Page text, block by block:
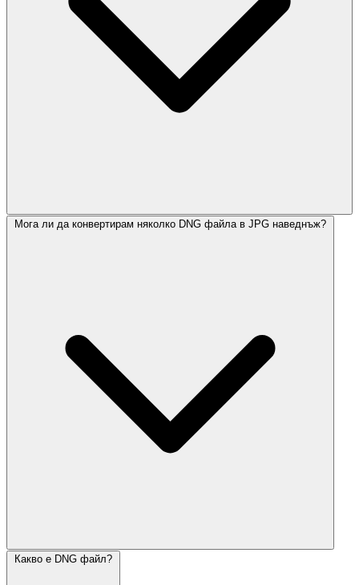
Мога ли да конвертирам няколко DNG файла в JPG наведнъж?
Какво е DNG файл?